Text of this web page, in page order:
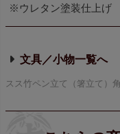
※ウレタン塗装仕上げ
文具／小物
スス竹ペン立て（箸立て）